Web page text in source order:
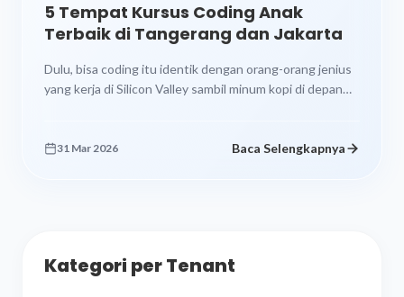
5 Tempat Kursus Coding Anak
Terbaik di Tangerang dan Jakarta
Dulu, bisa coding itu identik dengan orang-orang jenius
yang kerja di Silicon Valley sambil minum kopi di depan
31 Mar 2026 Baca Selengkapnya
Kategori per Tenant